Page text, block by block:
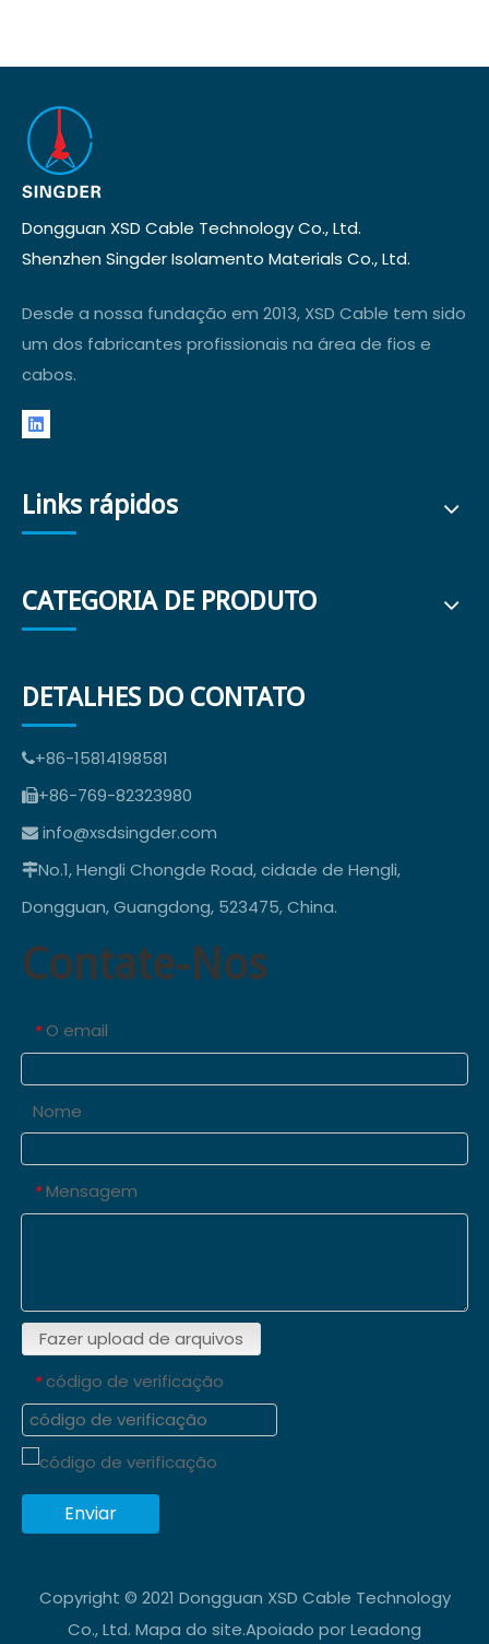
Dongguan XSD Cable Technology Co., Ltd.
Shenzhen Singder Isolamento Materials Co., Ltd.
Desde a nossa fundação em 2013, XSD Cable tem sido
um dos fabricantes profissionais na área de fios e
cabos.
Links rápidos
CATEGORIA DE PRODUTO
DETALHES DO CONTATO
+86-15814198581
+86-769-82323980
 info@xsdsingder.com
No.1, Hengli Chongde Road, cidade de Hengli,
Dongguan, Guangdong, 523475, China.
Contate-Nos
* O email
Nome
* Mensagem
Fazer upload de arquivos
* código de verificação
Enviar
Copyright © 2021 Dongguan XSD Cable Technology
Co., Ltd. Mapa do site.Apoiado porLeadong